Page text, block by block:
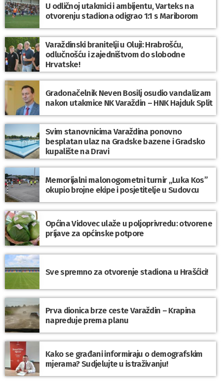
U odličnoj utakmici i ambijentu, Varteks na
otvorenju stadiona odigrao 1:1 s Mariborom
Varaždinski branitelji u Oluji: Hrabrošću,
odlučnošću i zajedništvom do slobodne
Hrvatske!
Gradonačelnik Neven Bosilj osudio vandalizam
nakon utakmice NK Varaždin – HNK Hajduk Split
Svim stanovnicima Varaždina ponovno
besplatan ulaz na Gradske bazene i Gradsko
kupalište na Dravi
Memorijalni malonogometni turnir „Luka Kos”
okupio brojne ekipe i posjetitelje u Sudovcu
Općina Vidovec ulaže u poljoprivredu: otvorene
prijave za općinske potpore
Sve spremno za otvorenje stadiona u Hrašćici!
Prva dionica brze ceste Varaždin – Krapina
napreduje prema planu
Kako se građani informiraju o demografskim
mjerama? Sudjelujte u istraživanju!